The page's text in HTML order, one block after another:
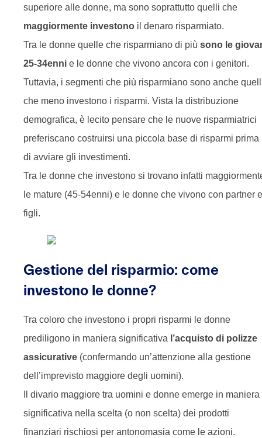
superiore alle donne, ma sono soprattutto quelli che
maggiormente investono il denaro risparmiato.
Tra le donne quelle che risparmiano di più sono le
25-34enni e le donne che vivono ancora con i genitori.
Tuttavia, i segmenti che più risparmiano sono anche
che meno investono i risparmi. Vista la distribuzione
demografica, è lecito pensare che le nuove risparmiatrici
preferiscano costruirsi una piccola base di risparmi prima
di avviare gli investimenti.
Tra le donne che investono si trovano infatti
le mature (45-54enni) e le donne che vivono con partner e
figli.
Gestione del risparmio: come
investono le donne?
Tra coloro che investono i propri risparmi le donne
prediligono in maniera significativa l’acquisto di polizze
assicurative (confermando un’attenzione alla gestione
dell’imprevisto maggiore degli uomini).
Il divario maggiore tra uomini e donne emerge in maniera
significativa nella scelta (o non scelta) dei prodotti
finanziari rischiosi per antonomasia come le azioni.